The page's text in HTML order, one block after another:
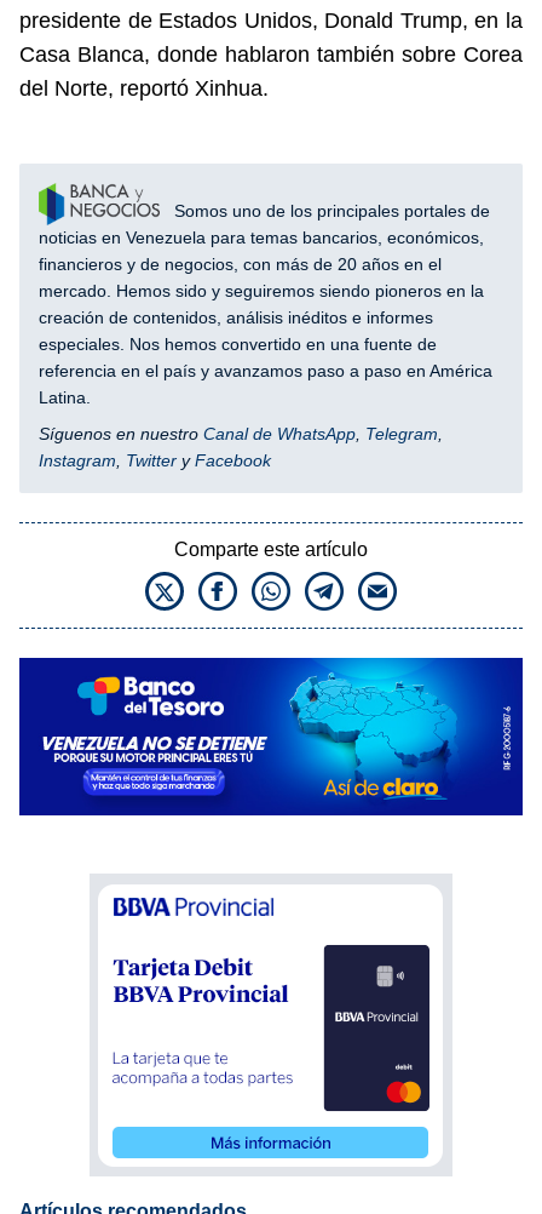
presidente de Estados Unidos, Donald Trump, en la
Casa Blanca, donde hablaron también sobre Corea
del Norte, reportó Xinhua.
Somos uno de los principales portales de
noticias en Venezuela para temas bancarios, económicos,
financieros y de negocios, con más de 20 años en el
mercado. Hemos sido y seguiremos siendo pioneros en la
creación de contenidos, análisis inéditos e informes
especiales. Nos hemos convertido en una fuente de
referencia en el país y avanzamos paso a paso en América
Latina.
Síguenos en nuestro Canal de WhatsApp, Telegram,
Instagram, Twitter yFacebook
Comparte este artículo